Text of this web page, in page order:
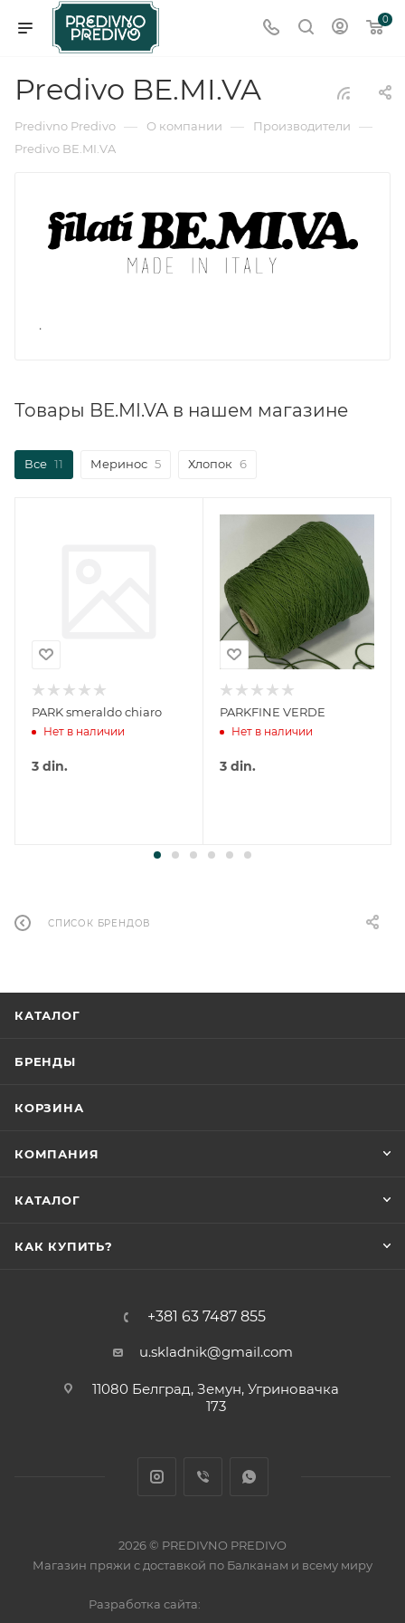
0
Predivo BE.MI.VA
Predivno Predivo — О компании — Производители —
Predivo BE.MI.VA
.
Товары BE.MI.VA в нашем магазине
Все 11 Меринос 5 Хлопок 6
PARK smeraldo chiaro
Нет в наличии
3 din.
PARKFINE VERDE
Нет в наличии
3 din.
СПИСОК БРЕНДОВ
КАТАЛОГ
БРЕНДЫ
КОРЗИНА
КОМПАНИЯ
КАТАЛОГ
КАК КУПИТЬ?
+381 63 7487 855
u.skladnik@gmail.com
11080 Белград, Земун, Угриновачка
173
2026 © PREDIVNO PREDIVO
Магазин пряжи с доставкой по Балканам и всему миру
Разработка сайта: